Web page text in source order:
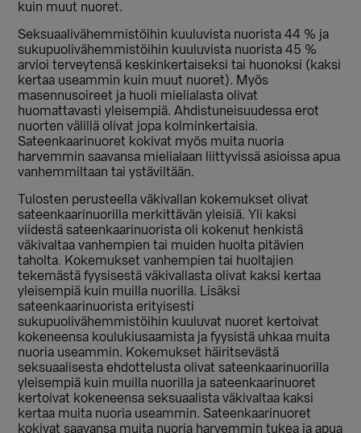
kuin muut nuoret.
Seksuaalivähemmistöihin kuuluvista nuorista 44 % ja
sukupuolivähemmistöihin kuuluvista nuorista 45 %
arvioi terveytensä keskinkertaiseksi tai huonoksi (kaksi
kertaa useammin kuin muut nuoret). Myös
masennusoireet ja huoli mielialasta olivat
huomattavasti yleisempiä. Ahdistuneisuudessa erot
nuorten välillä olivat jopa kolminkertaisia.
Sateenkaarinuoret kokivat myös muita nuoria
harvemmin saavansa mielialaan liittyvissä asioissa apua
vanhemmiltaan tai ystäviltään.
Tulosten perusteella väkivallan kokemukset olivat
sateenkaarinuorilla merkittävän yleisiä. Yli kaksi
viidestä sateenkaarinuorista oli kokenut henkistä
väkivaltaa vanhempien tai muiden huolta pitävien
taholta. Kokemukset vanhempien tai huoltajien
tekemästä fyysisestä väkivallasta olivat kaksi kertaa
yleisempiä kuin muilla nuorilla. Lisäksi
sateenkaarinuorista erityisesti
sukupuolivähemmistöihin kuuluvat nuoret kertoivat
kokeneensa koulukiusaamista ja fyysistä uhkaa muita
nuoria useammin. Kokemukset häiritsevästä
seksuaalisesta ehdottelusta olivat sateenkaarinuorilla
yleisempiä kuin muilla nuorilla ja sateenkaarinuoret
kertoivat kokeneensa seksuaalista väkivaltaa kaksi
kertaa muita nuoria useammin. Sateenkaarinuoret
kokivat saavansa muita nuoria harvemmin tukea ja apua